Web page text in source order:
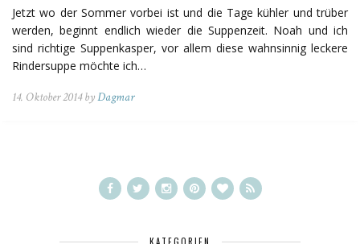
Jetzt wo der Sommer vorbei ist und die Tage kühler und trüber
werden, beginnt endlich wieder die Suppenzeit. Noah und ich
sind richtige Suppenkasper, vor allem diese wahnsinnig leckere
Rindersuppe möchte ich…
14. Oktober 2014 byDagmar
KATEGORIEN